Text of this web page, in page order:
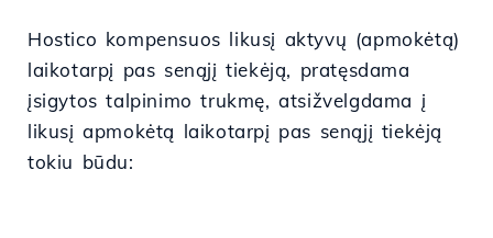
Hostico kompensuos likusį aktyvų (apmokėtą)
laikotarpį pas senąjį tiekėją, pratęsdama
įsigytos talpinimo trukmę, atsižvelgdama į
likusį apmokėtą laikotarpį pas senąjį tiekėją
tokiu būdu: